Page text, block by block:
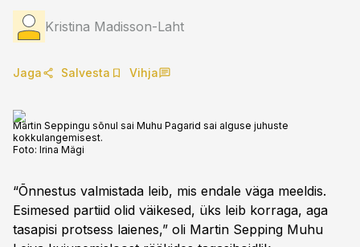
Kristina Madisson-Laht
Jaga Salvesta Vihja
Martin Seppingu sõnul sai Muhu Pagarid sai alguse juhuste
kokkulangemisest.
Foto: Irina Mägi
“Õnnestus valmistada leib, mis endale väga meeldis.
Esimesed partiid olid väikesed, üks leib korraga, aga
tasapisi protsess laienes,” oli Martin Sepping Muhu